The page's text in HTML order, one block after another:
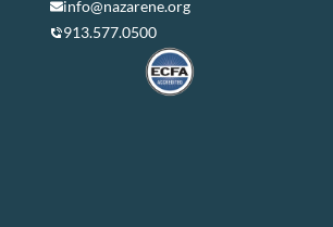
info@nazarene.org
913.577.0500